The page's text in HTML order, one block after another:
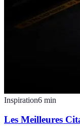
Inspiration6 min
Les Meilleures